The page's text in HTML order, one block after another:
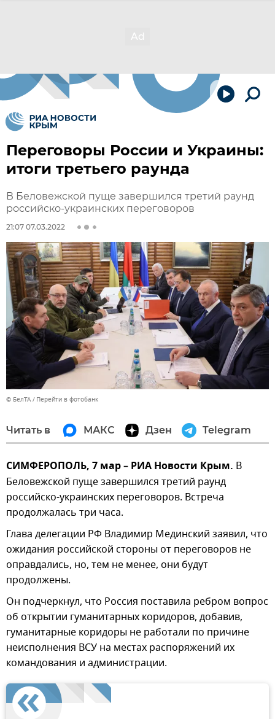
Переговоры России и Украины:
итоги третьего раунда
В Беловежской пуще завершился третий раунд
российско-украинских переговоров
21:07 07.03.2022
© БелТА Перейти в фотобанк
Читать в МАКС Дзен Telegram
СИМФЕРОПОЛЬ, 7 мар – РИА Новости Крым. В
Беловежской пуще завершился третий раунд
российско-украинских переговоров. Встреча
продолжалась три часа.
Глава делегации РФ Владимир Мединский заявил, что
ожидания российской стороны от переговоров не
оправдались, но, тем не менее, они будут
продолжены.
Он подчеркнул, что Россия поставила ребром вопрос
об открытии гуманитарных коридоров, добавив,
гуманитарные коридоры не работали по причине
неисполнения ВСУ на местах распоряжений их
командования и администрации.